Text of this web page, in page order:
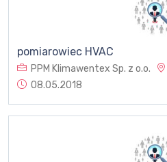
pomiarowiec HVAC
PPM Klimawentex Sp. z o.o.
08.05.2018